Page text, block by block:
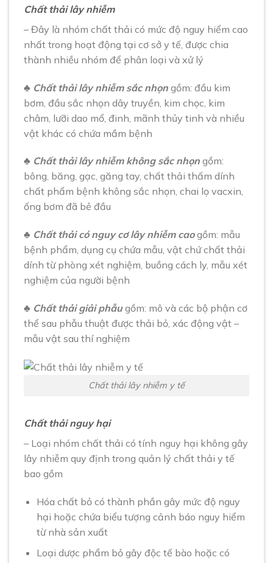
Chất thải lây nhiễm
– Đây là nhóm chất thải có mức độ nguy hiểm cao
nhất trong hoạt động tại cơ sở y tế, được chia
thành nhiều nhóm để phân loại và xử lý
♣ Chất thải lây nhiễm sắc nhọn gồm: đầu kim
bơm, đầu sắc nhọn dây truyền, kim chọc, kim
châm, lưỡi dao mổ, đinh, mãnh thủy tinh và nhiều
vật khác có chứa mầm bệnh
♣ Chất thải lây nhiễm không sắc nhọn gồm:
bông, băng, gạc, găng tay, chất thải thấm dính
chất phẩm bệnh không sắc nhọn, chai lọ vacxin,
ống bơm đã bẻ đầu
♣ Chất thải có nguy cơ lây nhiễm caogồm: mẫu
bệnh phẩm, dụng cụ chứa mẫu, vật chứ chất thải
dính từ phòng xét nghiệm, buồng cách ly, mẫu xét
nghiệm của người bệnh
♣ Chất thải giải phẫu gồm: mô và các bộ phận cơ
thể sau phẫu thuật được thải bỏ, xác động vật –
mẫu vật sau thí nghiệm
Chất thải lây nhiễm y tế
Chất thải nguy hại
– Loại nhóm chất thải có tính nguy hại không gây
lây nhiễm quy định trong quản lý chất thải y tế
bao gồm
Hóa chất bỏ có thành phần gây mức độ nguy
hại hoặc chứa biểu tượng cảnh báo nguy hiểm
từ nhà sản xuất
Loại dược phẩm bỏ gây độc tế bào hoặc có